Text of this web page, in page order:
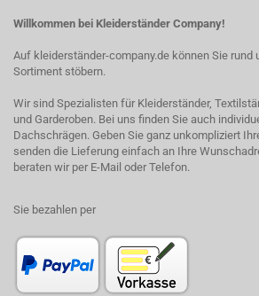
Willkommen bei Kleiderständer Company!
Auf kleiderständer-company.de können Sie rund
Sortiment stöbern.
Wir sind Spezialisten für Kleiderständer,
und Garderoben. Bei uns finden Sie auch
Dachschrägen. Geben Sie ganz unkompliziert
senden die Lieferung einfach an Ihre
beraten wir per E-Mail oder Telefon.
Sie bezahlen per